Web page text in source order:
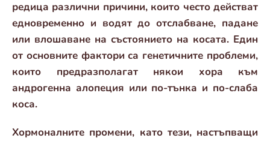
редица различни причини, които често действат
едновременно и водят до отслабване, падане
или влошаване на състоянието на косата. Един
от основните фактори са генетичните проблеми,
които предразполагат някои хора към
андрогенна алопеция или по-тънка и по-слаба
коса.
Хормоналните промени, като тези, настъпващи